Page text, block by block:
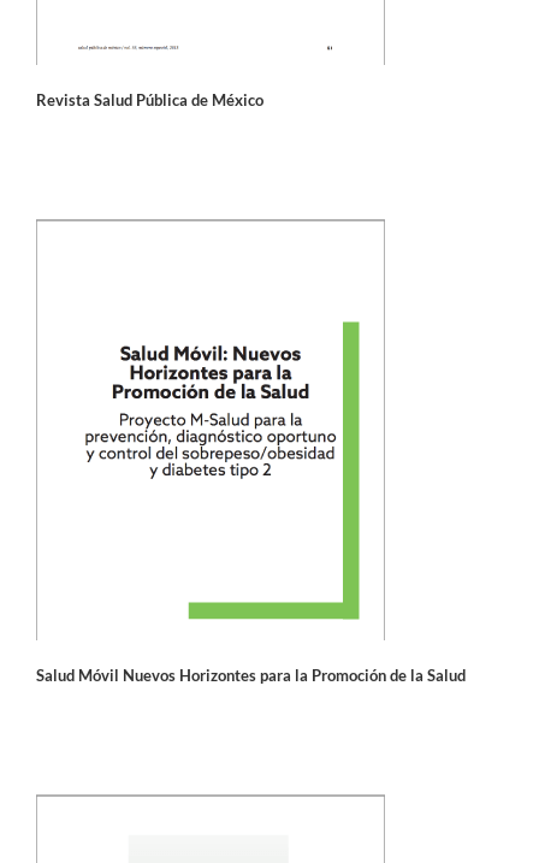
Revista Salud Pública de México
Salud Móvil Nuevos Horizontes para la Promoción de la Salud